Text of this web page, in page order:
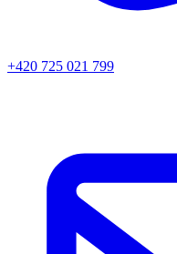
+420 725 021 799